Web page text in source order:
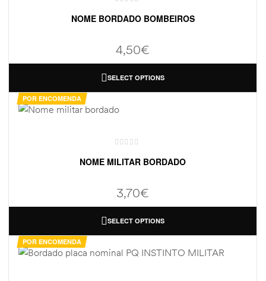
NOME BORDADO BOMBEIROS
4,50€
SELECT OPTIONS
POR ENCOMENDA
NOME MILITAR BORDADO
3,70€
SELECT OPTIONS
POR ENCOMENDA